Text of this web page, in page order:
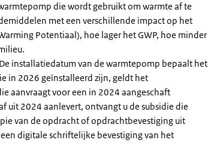
die wordt gebruikt om warmte af te
met een verschillende impact op het
Potentiaal), hoe lager het GWP, hoe minder
De installatiedatum van de warmtepomp bepaalt het
in 2026 geïnstalleerd zijn, geldt het
aanvraagt voor een in 2024 aangeschaft
uit 2024 aanlevert, ontvangt u de subsidie die
van de opdracht of opdrachtbevestiging uit
digitale schriftelijke bevestiging van het